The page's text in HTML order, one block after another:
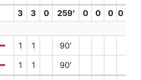
3
3 0 259′ 0 0 0 0 (0)
1 1
90′
1 1
90′